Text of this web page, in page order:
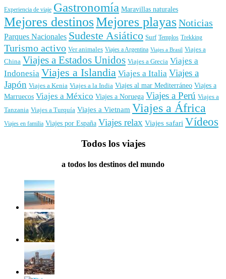
Experiencia de viaje Gastronomía Maravillas naturales
Mejores destinosMejores playasNoticias
Parques Nacionales Sudeste Asiático Surf Templos Trekking
Turismo activo Ver animales Viajes a Argentina Viajes a Brasil Viajes a
China Viajes a Estados Unidos Viajes a Grecia Viajes a
Indonesia Viajes a Islandia Viajes a Italia Viajes a
Japón Viajes a Kenia Viajes a la India Viajes al mar Mediterráneo Viajes a
Marruecos Viajes a México Viajes a Noruega Viajes a Perú Viajes a
Tanzania Viajes a Turquía Viajes a Vietnam Viajes a África
Viajes en familia Viajes por España Viajes relax Viajes safari Vídeos
Todos los viajes
a todos los destinos del mundo